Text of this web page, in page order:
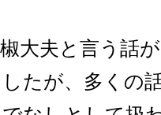
大夫と言う話
たが、多くの